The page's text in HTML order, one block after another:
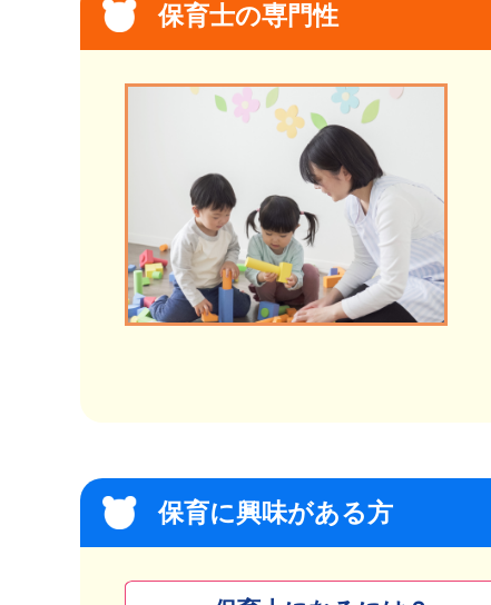
保育士の専門性
保育に興味がある方